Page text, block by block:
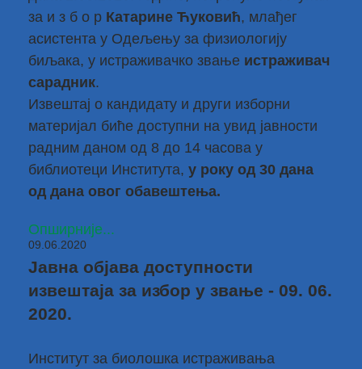
за и з б о р Катарине Ћуковић, млађег
асистента у Одељењу за физиологију
биљака, у истраживачко звање истраживач
сарадник.
Извештај о кандидату и други изборни
материјал биће доступни на увид јавности
радним даном од 8 до 14 часова у
библиотеци Института, у року од 30 дана
од дана овог обавештења.
Опширније...
09.06.2020
Јавна објава доступности
извештаја за избор у звање - 09. 06.
2020.
Институт за биолошка истраживања